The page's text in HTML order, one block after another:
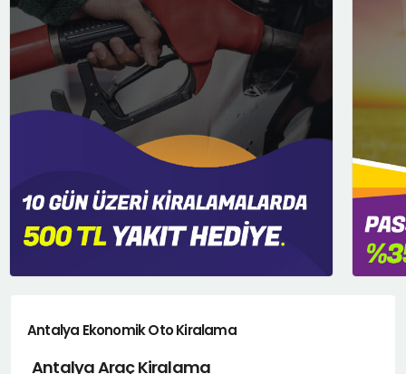
Antalya Ekonomik Oto Kiralama
Antalya Araç Kiralama